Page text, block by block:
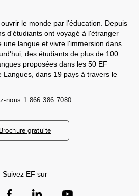
le monde par l'éducation. Depuis
d'étudiants ont voyagé à l'étranger
une langue et vivre l'immersion dans
des étudiants de plus de 100
proposées dans les 50 EF
Langues, dans 19 pays à travers le
nous 1 866 386 7080
Brochure gratuite
Suivez EF sur